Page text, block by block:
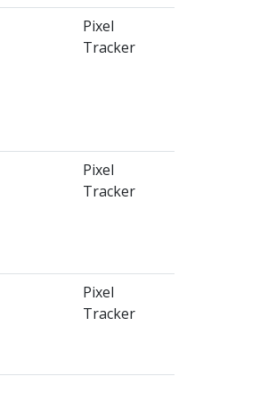
Pixel
Tracker
Pixel
Tracker
Pixel
Tracker